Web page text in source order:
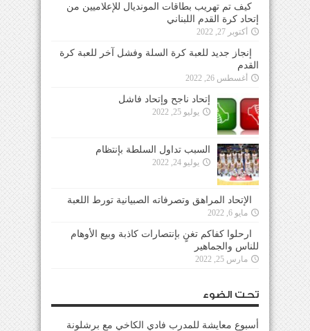
كيف تم تهريب بطاقات المونديال للإعلاميين من
إتحاد كرة القدم اللبناني
أكتوبر 27, 2022
إنجاز جديد للعبة كرة السلة وفشل آخر للعبة كرة
القدم
أغسطس 26, 2022
إتحاد ناجح وإتحاد فاشل
يوليو 25, 2022
السبب تداول السلطة بإنتظام
يوليو 24, 2022
الإتحاد المراهق وتصرفاته الصبيانية تورط اللعبة
مايو 6, 2022
ارحلوا كفاكم تغنٍ بإنتصارات كاذبة وبيع الأوهام
للناس والجماهير
مارس 25, 2022
تحت الضوء
أسبوع معايشة للمدرب فادي الكاخي مع برشلونة